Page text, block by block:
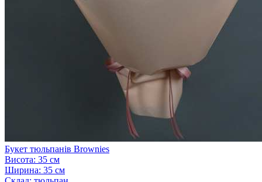
Букет тюльпанів Brownies
Висота: 35 см
Ширина: 35 см